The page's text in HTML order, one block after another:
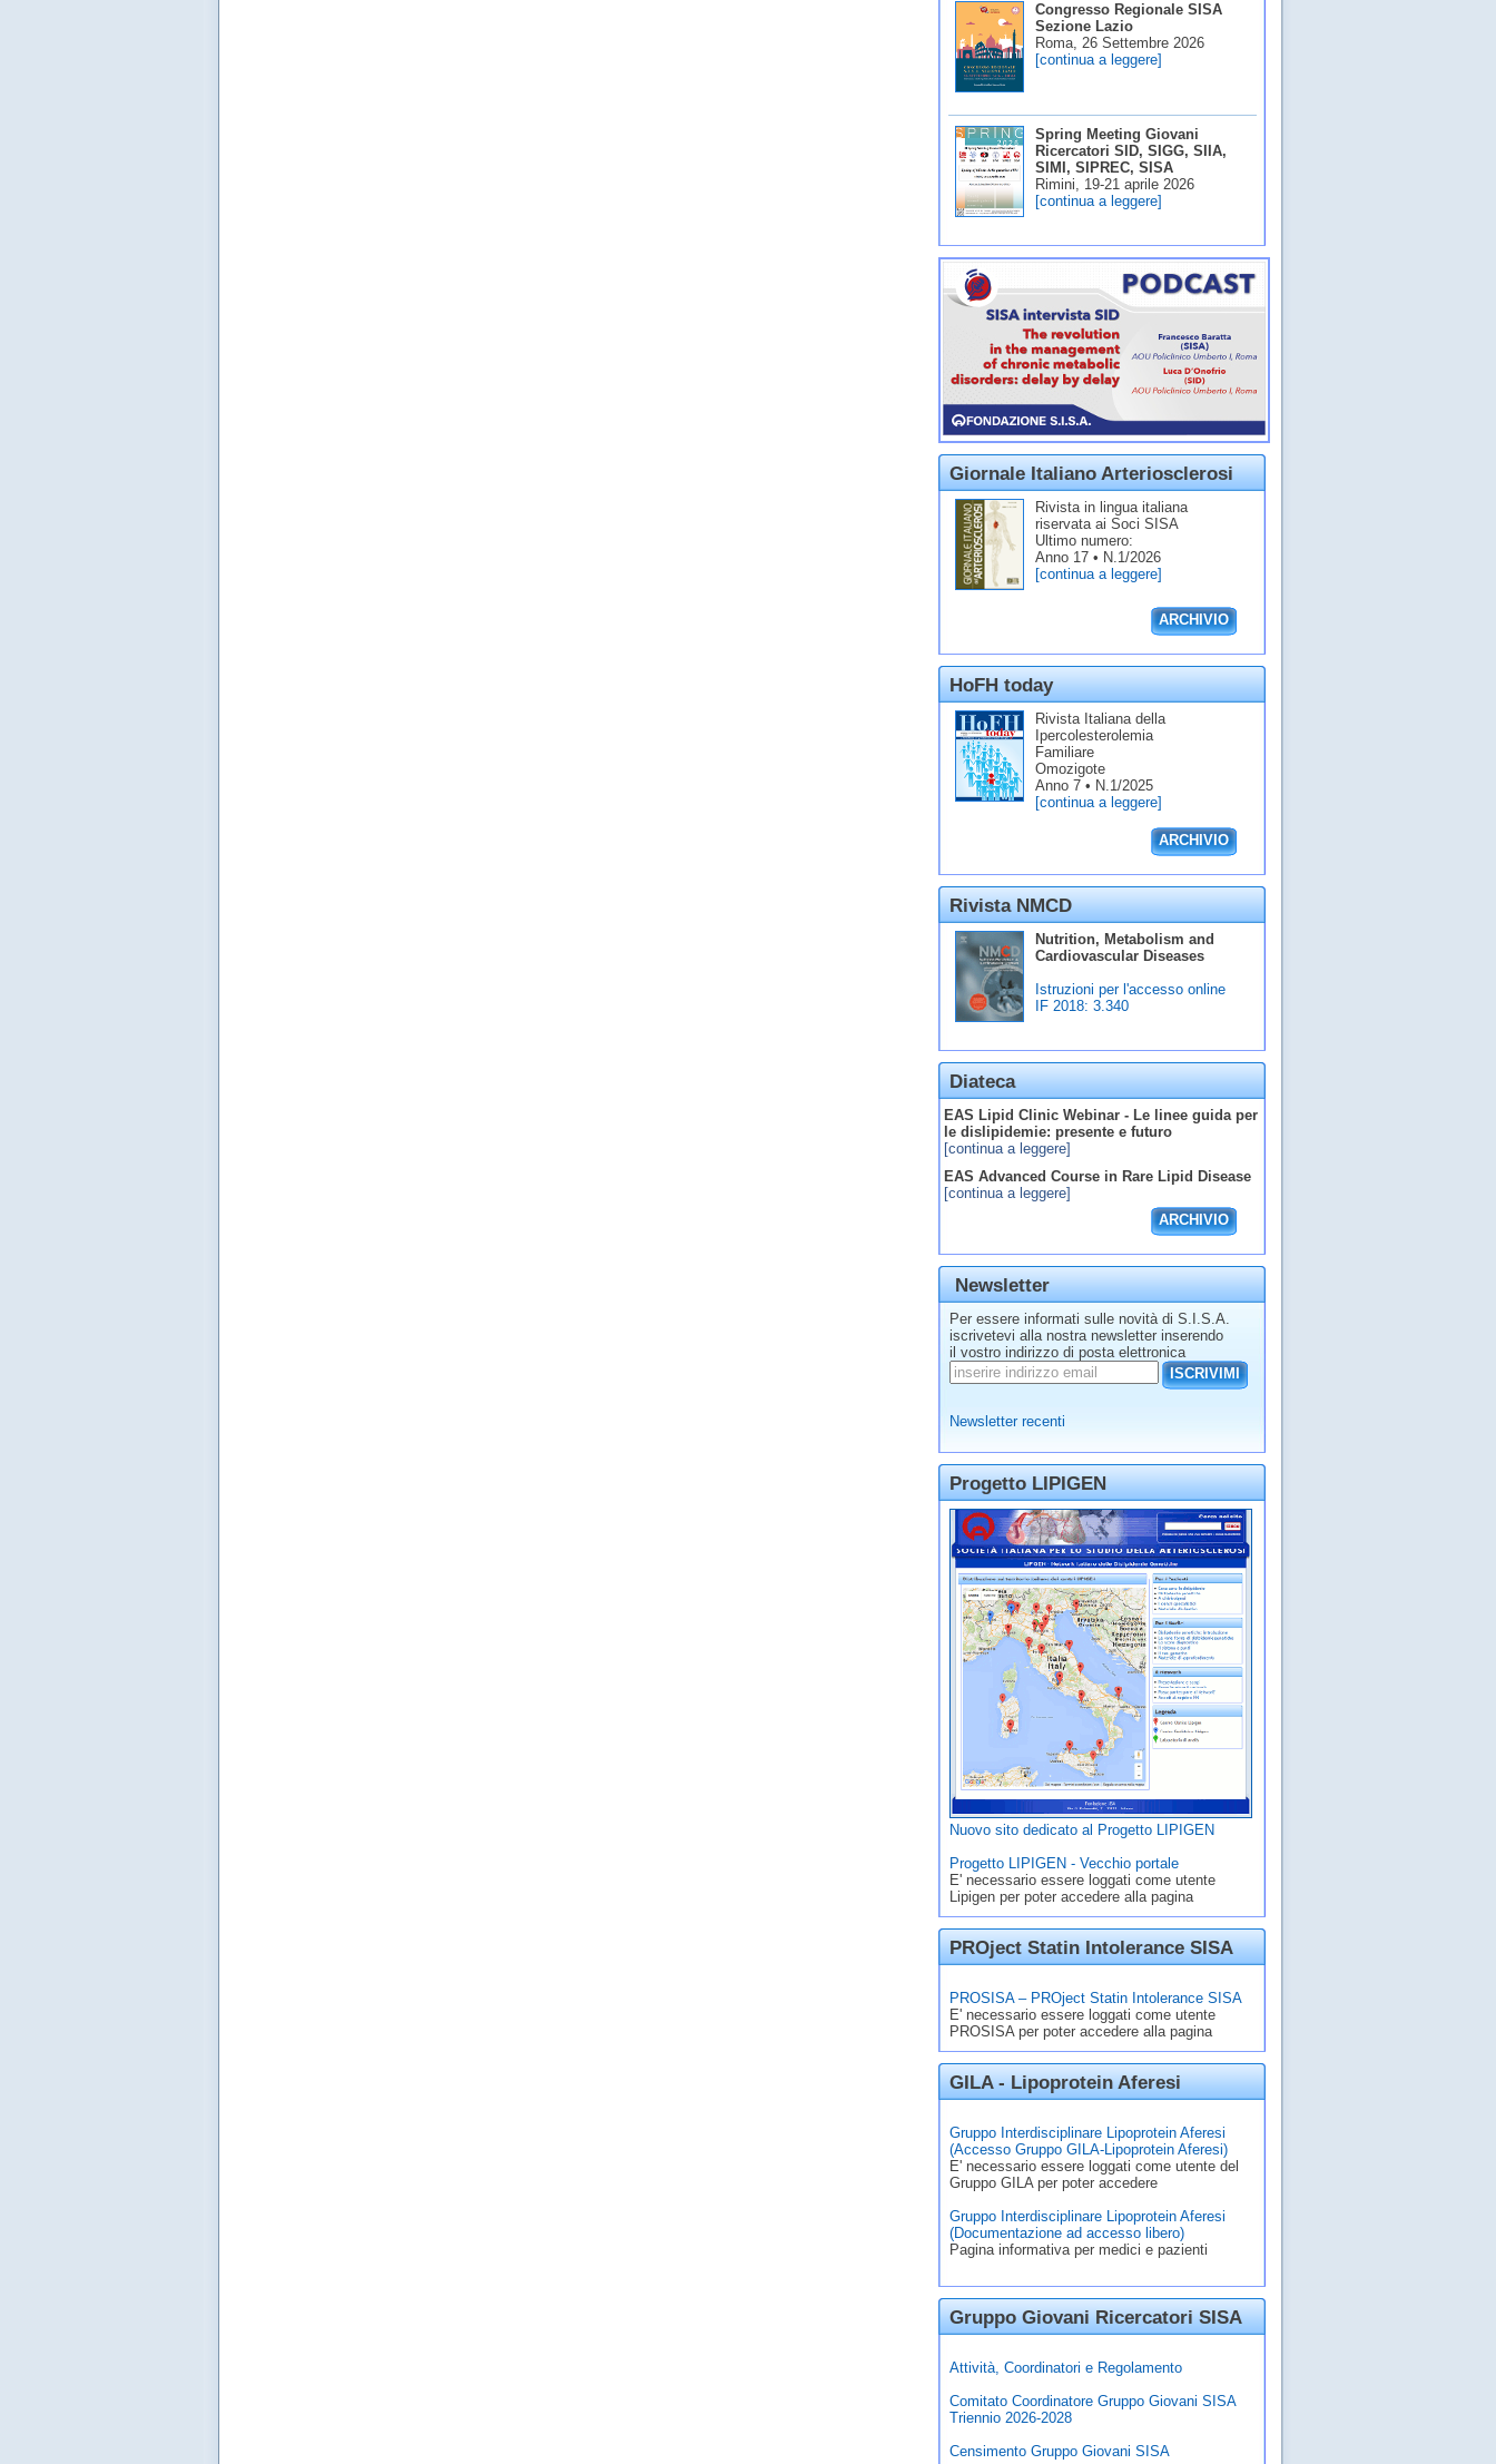
Congresso Regionale SISA
Sezione Lazio
Roma, 26 Settembre 2026
[continua a leggere]
Spring Meeting Giovani
Ricercatori SID, SIGG, SIIA,
SIMI, SIPREC, SISA
Rimini, 19-21 aprile 2026
[continua a leggere]
Giornale Italiano Arteriosclerosi
Rivista in lingua italiana
riservata ai Soci SISA
Ultimo numero:
Anno 17 • N.1/2026
[continua a leggere]
ARCHIVIO
HoFH today
Rivista Italiana della
Ipercolesterolemia
Familiare
Omozigote
Anno 7 • N.1/2025
[continua a leggere]
ARCHIVIO
Rivista NMCD
Nutrition, Metabolism and
Cardiovascular Diseases
Istruzioni per l'accesso online
IF 2018: 3.340
Diateca
EAS Lipid Clinic Webinar - Le linee guida per
le dislipidemie: presente e futuro
[continua a leggere]
EAS Advanced Course in Rare Lipid Disease
[continua a leggere]
ARCHIVIO
Newsletter
Per essere informati sulle novità di S.I.S.A.
iscrivetevi alla nostra newsletter inserendo
il vostro indirizzo di posta elettronica
ISCRIVIMI
Newsletter recenti
Progetto LIPIGEN
Nuovo sito dedicato al Progetto LIPIGEN
Progetto LIPIGEN - Vecchio portale
E' necessario essere loggati come utente
Lipigen per poter accedere alla pagina
PROject Statin Intolerance SISA
PROSISA – PROject Statin Intolerance SISA
E' necessario essere loggati come utente
PROSISA per poter accedere alla pagina
GILA - Lipoprotein Aferesi
Gruppo Interdisciplinare Lipoprotein Aferesi
(Accesso Gruppo GILA-Lipoprotein Aferesi)
E' necessario essere loggati come utente del
Gruppo GILA per poter accedere
Gruppo Interdisciplinare Lipoprotein Aferesi
(Documentazione ad accesso libero)
Pagina informativa per medici e pazienti
Gruppo Giovani Ricercatori SISA
Attività, Coordinatori e Regolamento
Comitato Coordinatore Gruppo Giovani SISA
Triennio 2026-2028
Censimento Gruppo Giovani SISA